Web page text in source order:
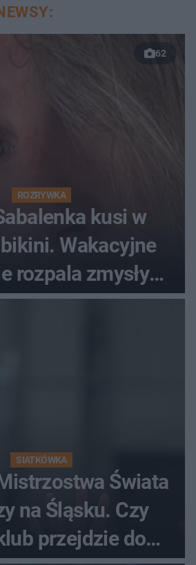
62
ROZRYWKA
kusi w
Wakacyjne
rozpala zmysły
fanów
SIATKÓWKA
Świata
na Śląsku. Czy
przejdzie do